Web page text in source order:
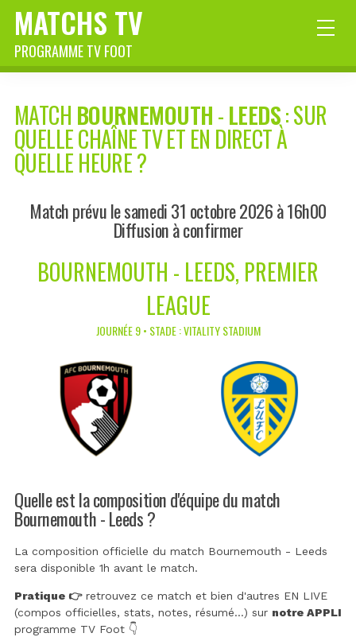
MATCHS TV
PROGRAMME TV FOOT
MATCH BOURNEMOUTH-LEEDS: SUR
QUELLE CHAÎNE TV ET EN DIRECT À
QUELLE HEURE ?
Match prévu le samedi 31 octobre 2026 à 16h00
Diffusion à confirmer
BOURNEMOUTH - LEEDS, PREMIER
LEAGUE
JOURNÉE 9 • STADE : VITALITY STADIUM
Quelle est la composition d'équipe du match
Bournemouth - Leeds ?
La composition officielle du match Bournemouth - Leeds
sera disponible 1h avant le match.
Pratique 👉retrouvez ce match et bien d'autres EN LIVE
(compos officielles, stats, notes, résumé...) sur notre APPLI
programme TV Foot 👇